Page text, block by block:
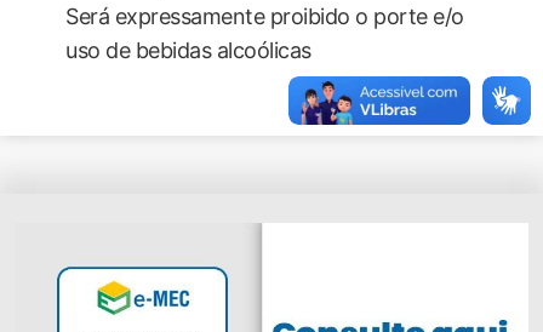
Será expressamente proibido o porte e/o
uso de bebidas alcoólicas